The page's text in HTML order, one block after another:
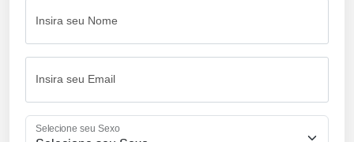
Insira seu Nome
Insira seu Email
Selecione seu Sexo